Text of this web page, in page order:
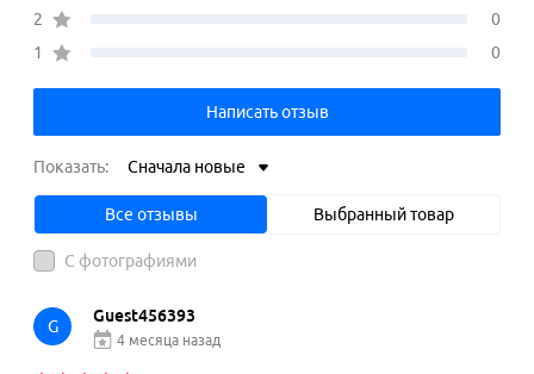
Показать: Сначала новые
Все отзывы Выбранный товар
С фотографиями
G
Guest456393
4 месяца назад
2
1
0
0
Написать отзыв